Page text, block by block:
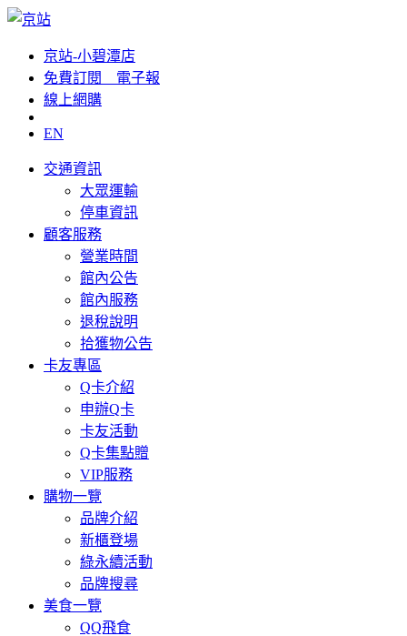
京站-小碧潭店
免費訂閱__電子報
線上網購
EN
交通資訊
大眾運輸
停車資訊
顧客服務
營業時間
館內公告
館內服務
退稅說明
拾獲物公告
卡友專區
Q卡介紹
申辦Q卡
卡友活動
Q卡集點贈
VIP服務
購物一覽
品牌介紹
新櫃登場
綠永續活動
品牌搜尋
美食一覽
QQ飛食